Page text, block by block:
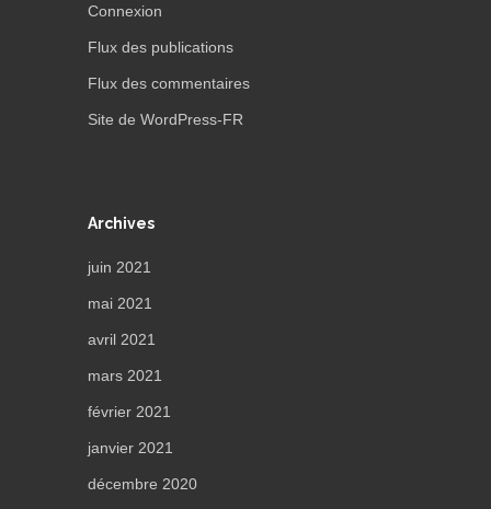
Connexion
Flux des publications
Flux des commentaires
Site de WordPress-FR
Archives
juin 2021
mai 2021
avril 2021
mars 2021
février 2021
janvier 2021
décembre 2020